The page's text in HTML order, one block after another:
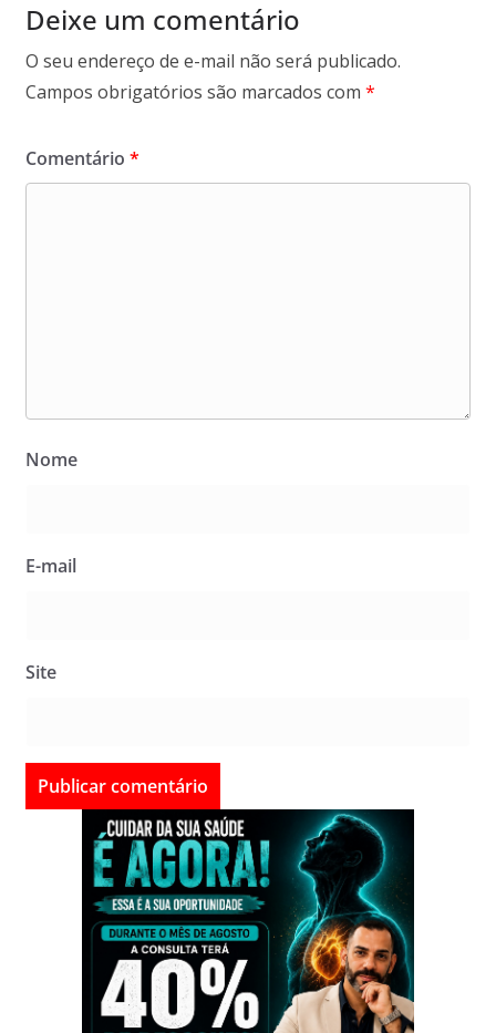
Deixe um comentário
O seu endereço de e-mail não será publicado.
Campos obrigatórios são marcados com *
Comentário *
Nome
E-mail
Site